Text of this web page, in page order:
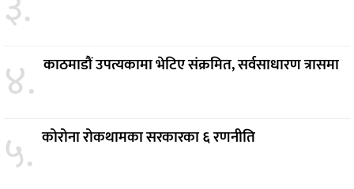
४. काठमाडौं उपत्यकामा भेटिए संक्रमित, सर्वसाधारण त्रासमा
५. कोरोना रोकथामका सरकारका ६ रणनीति